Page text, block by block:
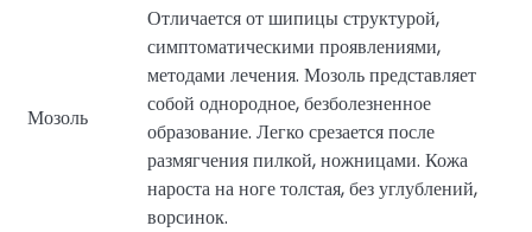
Мозоль
Отличается от шипицы структурой,
симптоматическими проявлениями,
методами лечения. Мозоль представляет
собой однородное, безболезненное
образование. Легко срезается после
размягчения пилкой, ножницами. Кожа
нароста на ноге толстая, без углублений,
ворсинок.